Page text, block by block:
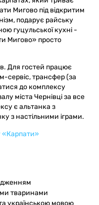
Мигово під відкритим
подарує райську
гуцульської кухні -
Мигово» просто
Для гостей працює
сервіс, трансфер (за
до комплексу
міста Чернівці за все
є альтанка з
з настільними іграми.
«Карпати»
тваринами